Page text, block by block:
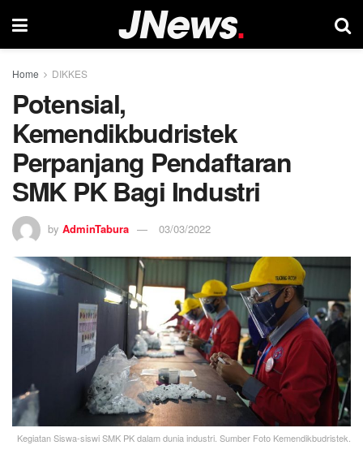
Home DIKKES
Potensial,
Kemendikbudristek
Perpanjang Pendaftaran
SMK PK Bagi Industri
by AdminTabura 03/03/2022
Kegiatan Siswa-siswi SMK PK dalam dunia industri. Sumber Foto Kemendikbudristek.